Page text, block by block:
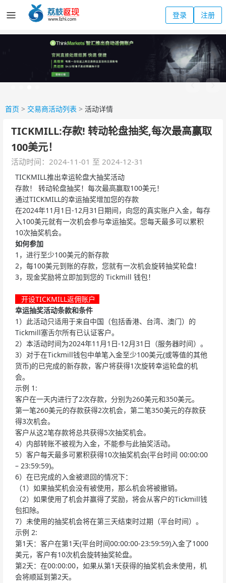
登录 注册
首页 > 交易商活动列表 > 活动详情
TICKMILL:存款! 转动轮盘抽奖,每次最高赢取
100美元！
活动时间：2024-11-01 至 2024-12-31
TICKMILL推出幸运轮盘大抽奖活动
存款！ 转动轮盘抽奖！每次最高赢取100美元！
通过TICKMILL的幸运抽奖增加您的存款
在2024年11月1日-12月31日期间，向您的真实账户入金，每存
入100美元就有一次机会参与幸运抽奖。您每天最多可以累积
10次抽奖机会。
如何参加
1，进行至少100美元的新存款
2，每100美元到账的存款，您就有一次机会旋转抽奖轮盘！
3，现金奖励将立即加到您的 Tickmill 钱包！
开设TICKMILL返佣账户
幸运抽奖活动条款和条件
1）此活动只适用于来自中国（包括香港、台湾、澳门）的
Tickmill塞舌尔所有已认证客户。
2）本活动时间为2024年11月1日-12月31日（服务器时间）。
3）对于在Tickmill钱包中单笔入金至少100美元(或等值的其他
货币)的已完成的新存款，客户将获得1次旋转幸运轮盘的机
会。
示例 1:
客户在一天内进行了2次存款，分别为260美元和350美元。
第一笔260美元的存款获得2次机会，第二笔350美元的存款获
得3次机会。
客户从这2笔存款将总共获得5次抽奖机会。
4）内部转账不被视为入金，不能参与此抽奖活动。
5）客户每天最多可累积获得10次抽奖机会(平台时间 00:00:00
– 23:59:59)。
6）在已完成的入金被退回的情况下：
（1）如果抽奖机会没有被使用，那么机会将被撤销。
（2）如果使用了机会并赢得了奖励，将会从客户的Tickmill钱
包扣除。
7）未使用的抽奖机会将在第三天结束时过期（平台时间）。
示例 2:
第1天：客户在第1天(平台时间00:00:00-23:59:59)入金了1000
美元，客户有10次机会旋转抽奖轮盘。
第2天：在00:00:00，如果从第1天获得的抽奖机会未使用，机
会将顺延到第2天。